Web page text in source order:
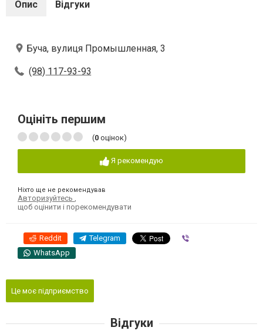
Опис Відгуки
Буча, вулиця Промышленная, 3
(98) 117-93-93
Оцініть першим
(0 оцінок)
Я рекомендую
Ніхто ще не рекомендував
Авторизуйтесь
щоб оцінити і порекомендувати
Reddit Telegram
WhatsApp
Це моє підприємство
Відгуки